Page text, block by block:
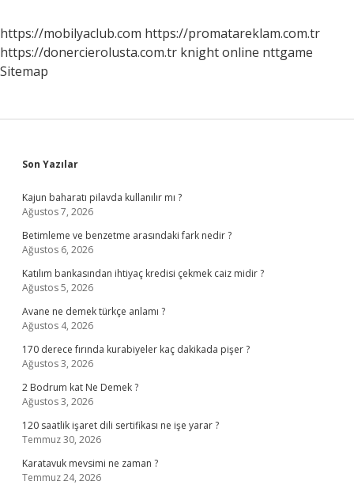
https://mobilyaclub.com https://promatareklam.com.tr
https://donercierolusta.com.tr knight online nttgame
Sitemap
Sidebar
Son Yazılar
Kajun baharatı pilavda kullanılır mı ?
Ağustos 7, 2026
Betimleme ve benzetme arasındaki fark nedir ?
Ağustos 6, 2026
Katılım bankasından ihtiyaç kredisi çekmek caiz midir ?
Ağustos 5, 2026
Avane ne demek türkçe anlamı ?
Ağustos 4, 2026
170 derece fırında kurabiyeler kaç dakikada pişer ?
Ağustos 3, 2026
2 Bodrum kat Ne Demek ?
Ağustos 3, 2026
120 saatlik işaret dili sertifikası ne işe yarar ?
Temmuz 30, 2026
Karatavuk mevsimi ne zaman ?
Temmuz 24, 2026